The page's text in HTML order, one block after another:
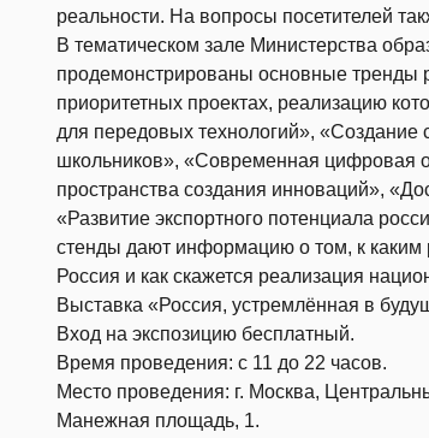
реальности. На вопросы посетителей
В тематическом зале Министерства
продемонстрированы основные тренды
приоритетных проектах, реализацию
для передовых технологий»,
школьников», «Современная цифровая
пространства создания инноваций»,
«Развитие экспортного потенциала
стенды дают информацию о том, к каким
Россия и как скажется реализация
Выставка «Россия, устремлённая в
Вход на экспозицию бесплатный.
Время проведения: с 11 до 22 часов.
Место проведения: г. Москва,
Манежная площадь, 1.